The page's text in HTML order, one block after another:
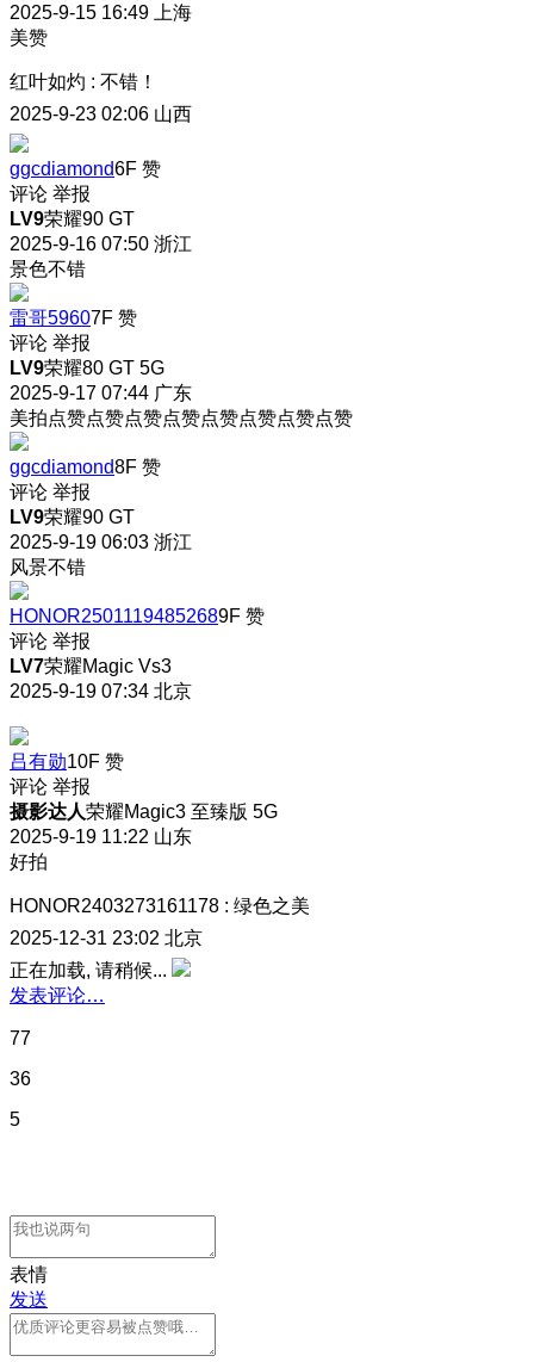
2025-9-15 16:49
上海
美赞
红叶如灼 : 不错！
2025-9-23 02:06 山西
ggcdiamond6F 赞
评论 举报
LV9荣耀90 GT
2025-9-16 07:50 浙江
景色不错
雷哥59607F 赞
评论 举报
LV9荣耀80 GT 5G
2025-9-17 07:44 广东
美拍点赞点赞点赞点赞点赞点赞点赞点赞
ggcdiamond8F 赞
评论 举报
LV9荣耀90 GT
2025-9-19 06:03 浙江
风景不错
HONOR25011194852689F 赞
评论 举报
LV7荣耀Magic Vs3
2025-9-19 07:34 北京
吕有勋10F 赞
评论 举报
摄影达人荣耀Magic3 至臻版 5G
2025-9-19 11:22 山东
好拍
HONOR2403273161178 : 绿色之美
2025-12-31 23:02 北京
正在加载, 请稍候...
发表评论…
77
36
5
表情
发送